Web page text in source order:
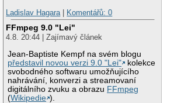
Ladislav Hagara | Komentářů: 0
FFmpeg 9.0 "Lei"
4.8. 20:44 | Zajímavý článek
Jean-Baptiste Kempf na svém blogu
představil novou verzi 9.0 "Lei"
kolekce
svobodného softwaru umožňujícího
nahrávání, konverzi a streamovaní
digitálního zvuku a obrazu FFmpeg
(Wikipedie ).